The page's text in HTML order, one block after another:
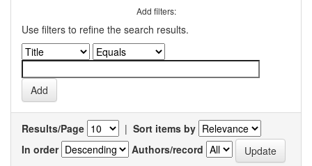
Add filters:
Use filters to refine the search results.
Results/Page | Sort items by
In order
Authors/record